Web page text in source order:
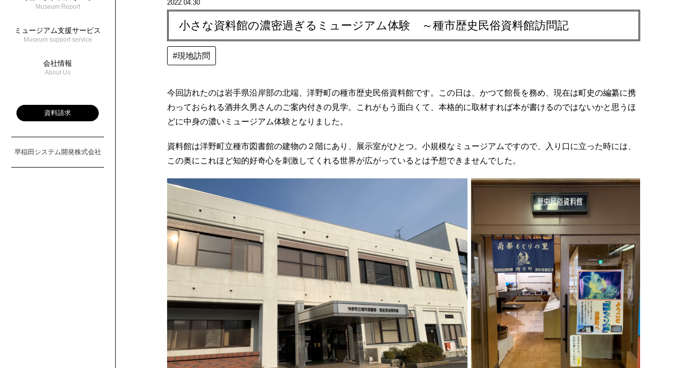
Museum Report
ミュージアム支援サービス
Museum support service
会社情報
About Us
資料請求
早稲田システム開発株式会社
2022.04.30
小さな資料館の濃密過ぎるミュージアム体験 ～種市歴史民俗資料館訪問記
#現地訪問
今回訪れたのは岩手県沿岸部の北端、洋野町の種市歴史民俗資料館です。この日は、かつて館長を務め、現在は町史の編纂に携
わっておられる酒井久男さんのご案内付きの見学。これがもう面白くて、本格的に取材すれば本が書けるのではないかと思うほ
どに中身の濃いミュージアム体験となりました。
資料館は洋野町立種市図書館の建物の２階にあり、展示室がひとつ。小規模なミュージアムですので、入り口に立った時には、
この奥にこれほど知的好奇心を刺激してくれる世界が広がっているとは予想できませんでした。